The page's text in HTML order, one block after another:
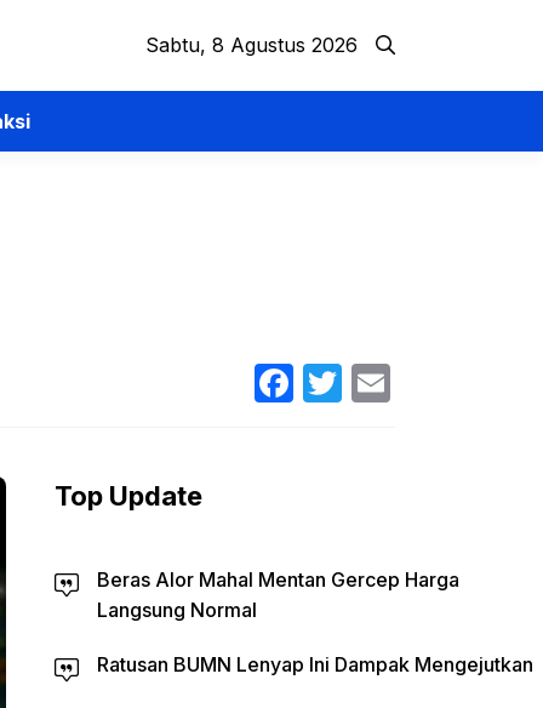
Sabtu, 8 Agustus 2026
Facebook
Twitter
Top Update
Beras Alor Mahal Mentan Gercep Harga
Langsung Normal
Ratusan BUMN Lenyap Ini Dampak Mengejutkan